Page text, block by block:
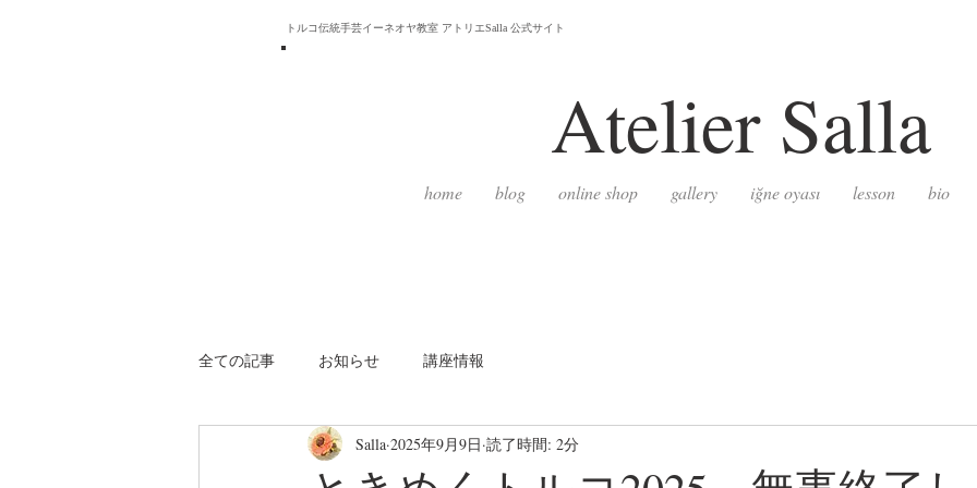
トルコ伝統手芸イーネオヤ教室 アトリエSalla 公式サイト
AtelierSalla
home blog online shop gallery iğne oyası lesson bio
全ての記事 お知らせ 講座情報
Salla 2025年9月9日 読了時間: 2分